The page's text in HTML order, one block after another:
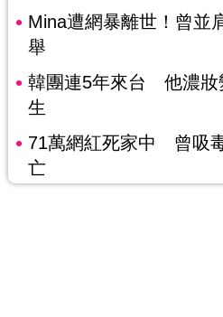
Mina遭網暴離世！曾並
舉
韓團連5年來台 他濃妝
生
71萬網紅死家中 曾吸
亡